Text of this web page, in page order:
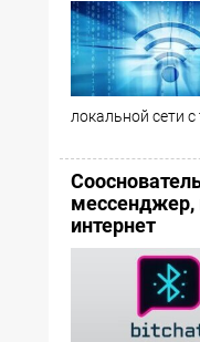
локальной сети с
мессенджер,
интернет